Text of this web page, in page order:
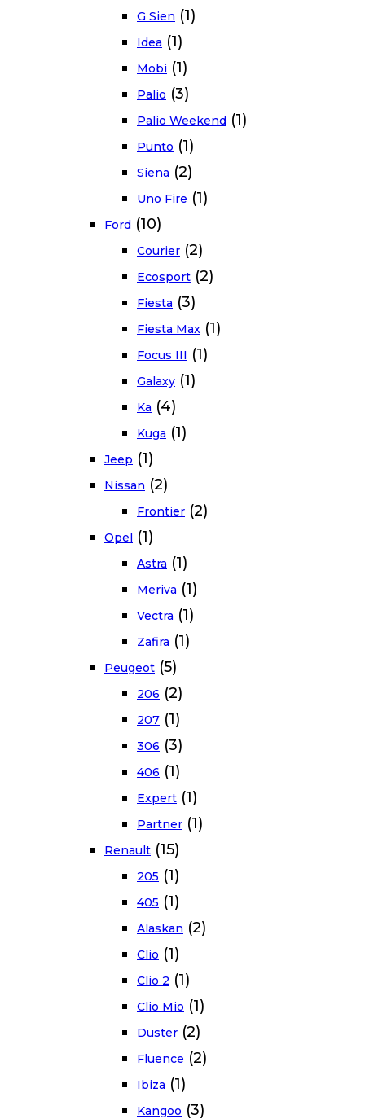
G Sien (1)
Idea (1)
Mobi (1)
Palio (3)
Palio Weekend (1)
Punto (1)
Siena (2)
Uno Fire (1)
Ford (10)
Courier (2)
Ecosport (2)
Fiesta (3)
Fiesta Max (1)
Focus III (1)
Galaxy (1)
Ka (4)
Kuga (1)
Jeep (1)
Nissan (2)
Frontier (2)
Opel (1)
Astra (1)
Meriva (1)
Vectra (1)
Zafira (1)
Peugeot (5)
206 (2)
207 (1)
306 (3)
406 (1)
Expert (1)
Partner (1)
Renault (15)
205 (1)
405 (1)
Alaskan (2)
Clio (1)
Clio 2 (1)
Clio Mio (1)
Duster (2)
Fluence (2)
Ibiza (1)
Kangoo (3)